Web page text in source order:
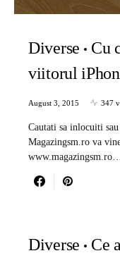
Diverse
Cu
viitorul
August 3, 2015 347
Cautati sa inlocuiti
Magazingsm.ro va
www.magazingsm.ro…
Diverse Ce